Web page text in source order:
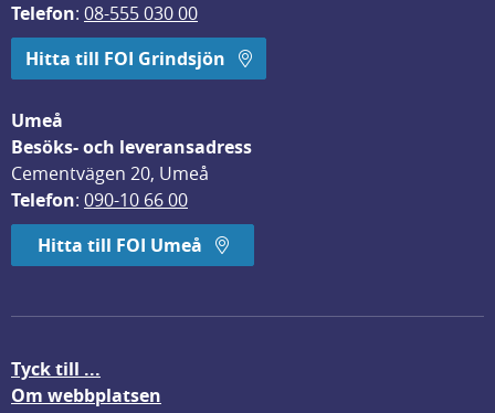
Telefon: 08-555 030 00
Hitta till FOI Grindsjön
Umeå
Besöks- och leveransadress
Cementvägen 20, Umeå
Telefon: 090-10 66 00
Hitta till FOI Umeå
Tyck till ...
Om webbplatsen